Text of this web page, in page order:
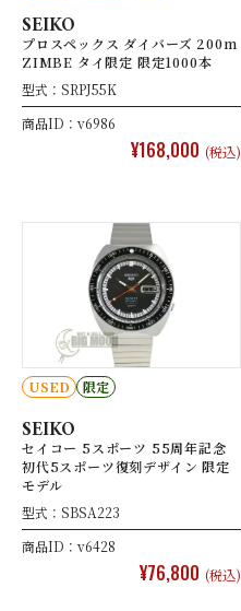
SEIKO
プロスペックス ダイバーズ 200m
ZIMBE タイ限定 限定1000本
型式：SRPJ55K
商品ID：v6986
¥168,000 (税込)
USED 限定
SEIKO
セイコー 5スポーツ 55周年記念
初代5スポーツ復刻デザイン 限定
モデル
型式：SBSA223
商品ID：v6428
¥76,800 (税込)